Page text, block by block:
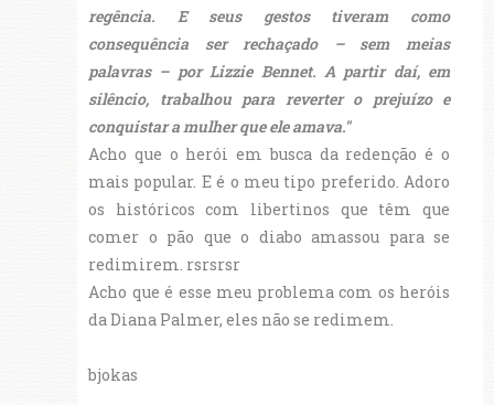
regência. E seus gestos tiveram como
consequência ser rechaçado – sem meias
palavras – por Lizzie Bennet. A partir daí, em
silêncio, trabalhou para reverter o prejuízo e
conquistar a mulher que ele amava."
Acho que o herói em busca da redenção é o
mais popular. E é o meu tipo preferido. Adoro
os históricos com libertinos que têm que
comer o pão que o diabo amassou para se
redimirem. rsrsrsr
Acho que é esse meu problema com os heróis
da Diana Palmer, eles não se redimem.
bjokas